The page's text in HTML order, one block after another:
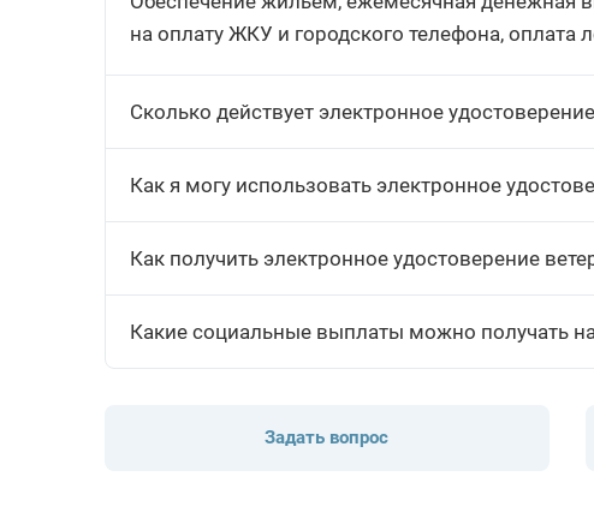
на оплату ЖКУ и городского телефона, оплата
Сколько действует электронное
Как я могу использовать электронное
Как получить электронное удостоверение
Какие социальные выплаты можно получать
Задать вопрос